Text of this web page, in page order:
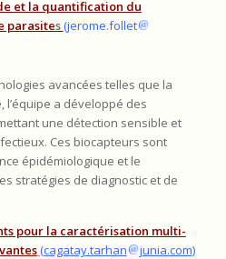
et la quantification du
parasites(jerome.follet
avancées telles que la
l’équipe a développé des
une détection sensible et
Ces biocapteurs sont
épidémiologique et le
stratégies de diagnostic et de
pour la caractérisation multi-
(cagatay.tarhan junia.com)